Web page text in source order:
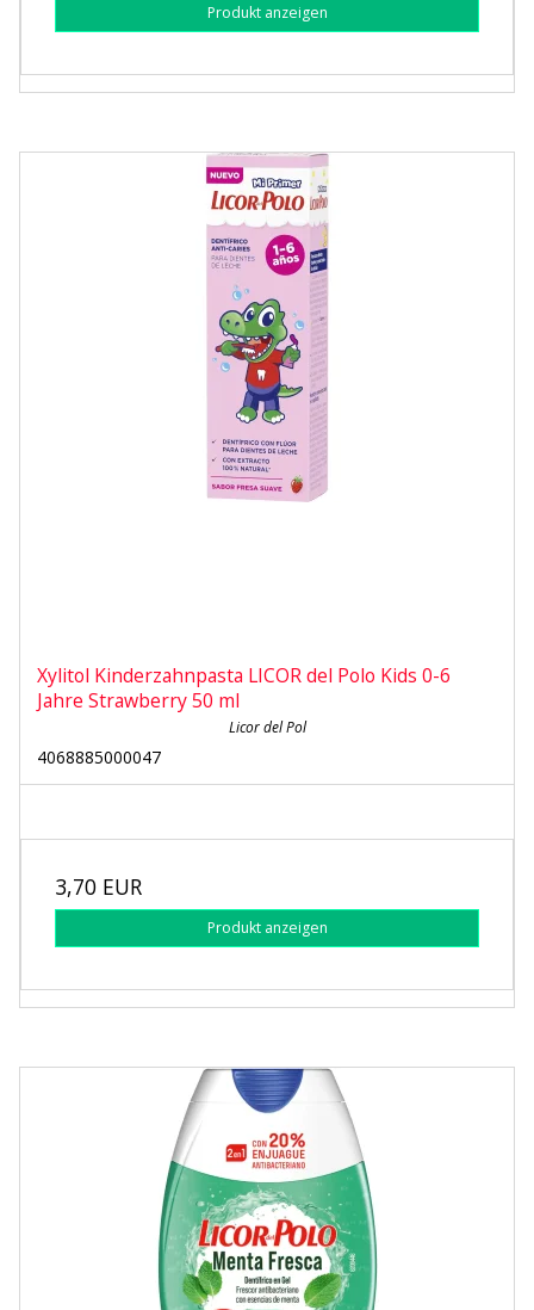
Produkt anzeigen
Xylitol Kinderzahnpasta LICOR del Polo Kids 0-6
Jahre Strawberry 50 ml
Licor del Pol
4068885000047
3,70 EUR
Produkt anzeigen